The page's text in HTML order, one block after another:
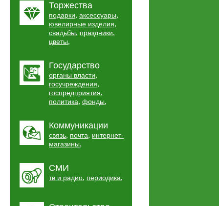
Торжества
подарки, аксессуары,
ювелирные изделия,
свадьбы, праздники,
цветы,
Государство
органы власти,
госучреждения,
госпредприятия,
политика, фонды,
Коммуникации
связь, почта, интернет-
магазины,
СМИ
тв и радио, периодика,